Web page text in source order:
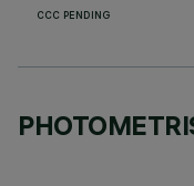
CCC PENDING